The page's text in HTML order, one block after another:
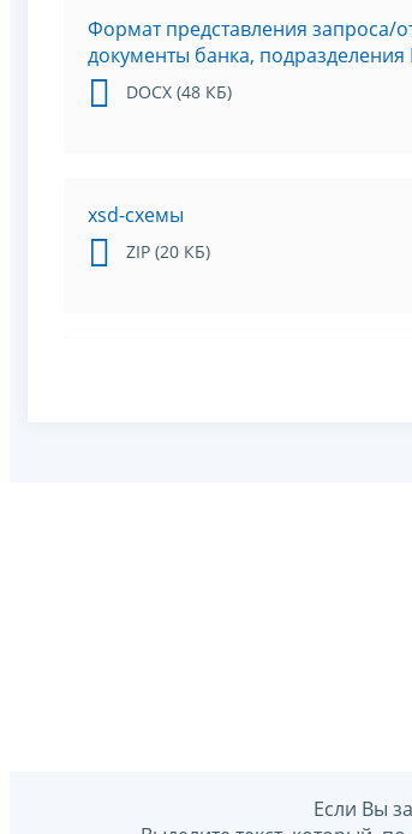
Формат представления запроса/
документы банка,
DOCX (48 КБ)
xsd-схемы
ZIP (20 КБ)
Если Вы